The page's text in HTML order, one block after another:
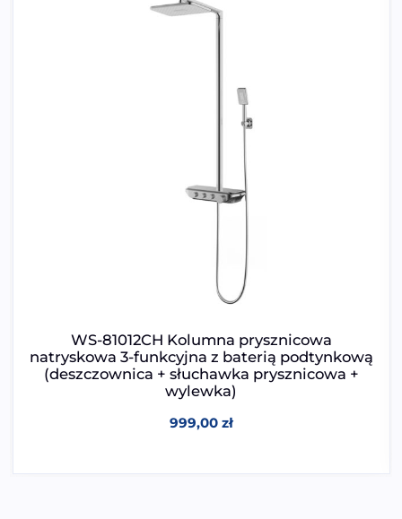
WS-81012CH Kolumna prysznicowa
natryskowa 3-funkcyjna z baterią podtynkową
(deszczownica + słuchawka prysznicowa +
wylewka)
999,00 zł